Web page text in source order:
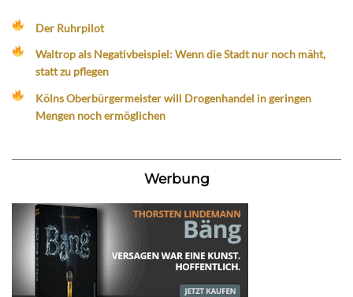
Der Ruhrpilot
Waltrop als Negativbeispiel: Wenn die Stadt nur noch mäht,
statt zu pflegen
Kölns Oberbürgermeister will Drogenhandel in geringen
Mengen noch ermöglichen
Werbung